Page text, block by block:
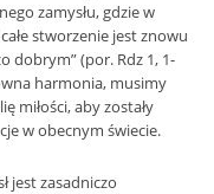
zamysłu, gdzie w
stworzenie jest znowu
dobrym” (por. Rdz 1, 1-
harmonia, musimy
miłości, aby zostały
w obecnym świecie.
jest zasadniczo